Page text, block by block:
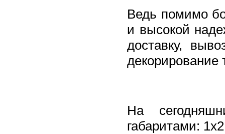
Ведь помимо
и высокой
доставку,
декорирование
На
габаритами: